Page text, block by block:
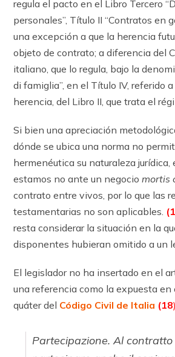
regula el pacto en el Libro Tercero
personales”, Título II “Contratos en
una excepción a que la herencia
objeto de contrato; a diferencia del
italiano, que lo regula, bajo la
di famiglia”, en el Título IV, referido
herencia, del Libro II, que trata el
Si bien una apreciación
dónde se ubica una norma no
hermenéutica su naturaleza jurídica,
estamos no ante un negociomortis
contrato entre vivos, por lo que las
testamentarias no son aplicables.
resta considerar la situación en la
disponentes hubieran omitido a un
El legislador no ha insertado en el
una referencia como la expuesta en
quáter del Código Civil de Italia (18
Partecipazione. Al